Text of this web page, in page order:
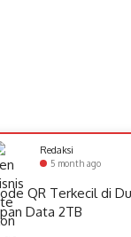
Redaksi
5 month ago